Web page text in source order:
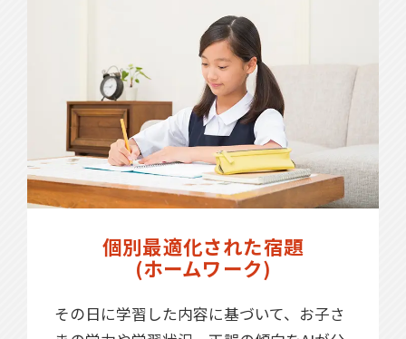
個別最適化された宿題
(ホームワーク)
その日に学習した内容に基づいて、お子さ